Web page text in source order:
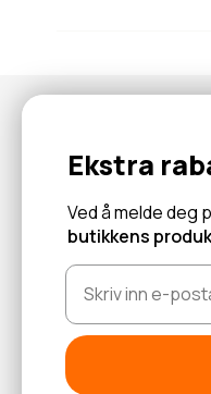
Abonner for å motta
Les mer
Ekstra
Ved å melde deg
butikkens